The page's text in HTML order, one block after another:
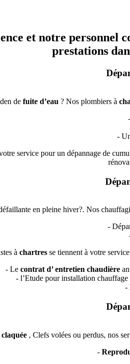
et notre personnel
prestations
de fuite d’eau ? Nos plombiers à
-
service pour un dépannage de
en pleine hiver?. Nos
-
à chartres se tiennent à votre
- Le contrat d’ entretien chaudière
- l’Etude pour installation
-
claquée , Clefs volées ou perdus, nos
-